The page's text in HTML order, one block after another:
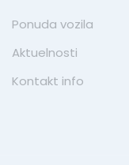
Ponuda vozila
Aktuelnosti
Kontakt info